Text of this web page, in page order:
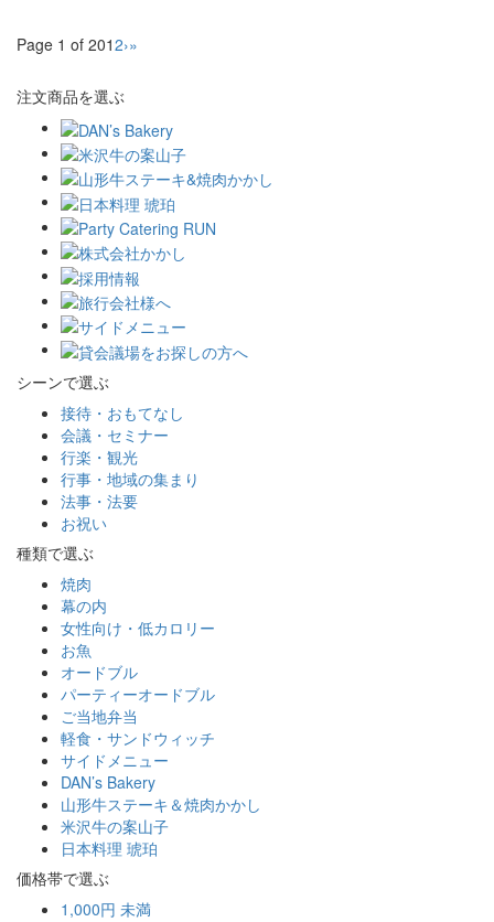
Page 1 of 2012›»
注文商品を選ぶ
シーンで選ぶ
接待・おもてなし
会議・セミナー
行楽・観光
行事・地域の集まり
法事・法要
お祝い
種類で選ぶ
焼肉
幕の内
女性向け・低カロリー
お魚
オードブル
パーティーオードブル
ご当地弁当
軽食・サンドウィッチ
サイドメニュー
DAN’s Bakery
山形牛ステーキ＆焼肉かかし
米沢牛の案山子
日本料理 琥珀
価格帯で選ぶ
1,000円 未満